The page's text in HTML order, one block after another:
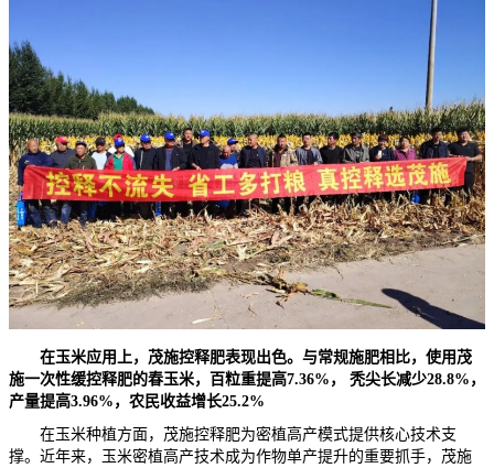
在玉米应用上，茂施控释肥表现出色。与常规施肥相比，使用茂
施一次性缓控释肥的春玉米，百粒重提高7.36%， 秃尖长减少28.8%，
产量提高3.96%，农民收益增长25.2%
在玉米种植方面，茂施控释肥为密植高产模式提供核心技术支
撑。近年来，玉米密植高产技术成为作物单产提升的重要抓手，茂施